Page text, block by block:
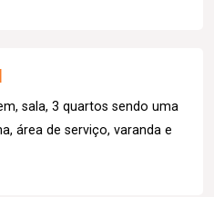
sala, 3 quartos sendo uma
área de serviço, varanda e